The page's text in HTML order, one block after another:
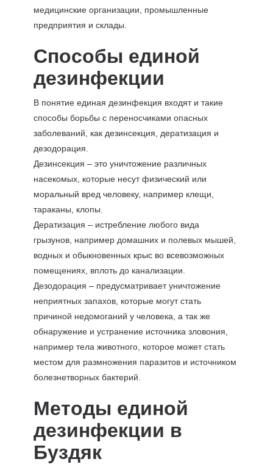
медицинские организации, промышленные
предприятия и склады.
Способы единой
дезинфекции
В понятие единая дезинфекция входят и такие
способы борьбы с переносчиками опасных
заболеваний, как дезинсекция, дератизация и
дезодорация.
Дезинсекция – это уничтожение различных
насекомых, которые несут физический или
моральный вред человеку, например клещи,
тараканы, клопы.
Дератизация – истребление любого вида
грызунов, например домашних и полевых мышей,
водных и обыкновенных крыс во всевозможных
помещениях, вплоть до канализации.
Дезодорация – предусматривает уничтожение
неприятных запахов, которые могут стать
причиной недомоганий у человека, а так же
обнаружение и устранение источника зловония,
например тела животного, которое может стать
местом для размножения паразитов и источником
болезнетворных бактерий.
Методы единой
дезинфекции в
Буздяк